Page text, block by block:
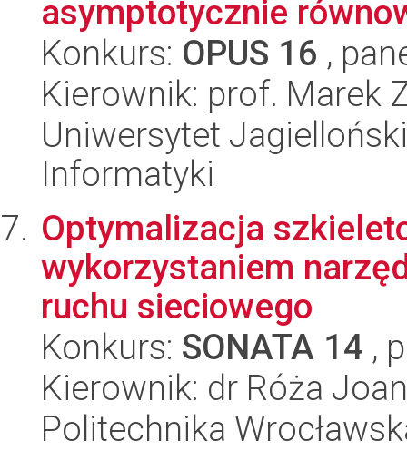
asymptotycznie
Konkurs: OPUS 16 ,
Kierownik: prof. Marek
Uniwersytet
Informatyki
Optymalizacja
wykorzystaniem
ruchu sieciowego
Konkurs: SONATA 14 ,
Kierownik: dr Róża
Politechnika